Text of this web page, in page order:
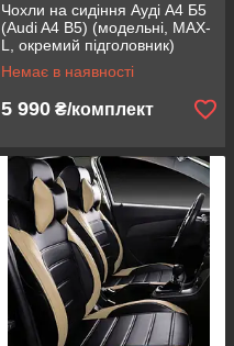
Чохли на сидіння Ауді А4 Б5
(Audi A4 B5) (модельні, MAX-
L, окремий підголовник)
Білий
Немає в наявності
5 990 ₴/комплект